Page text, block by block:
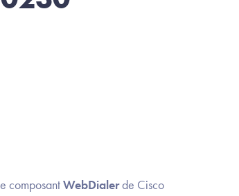
composantWebDialerde Cisco